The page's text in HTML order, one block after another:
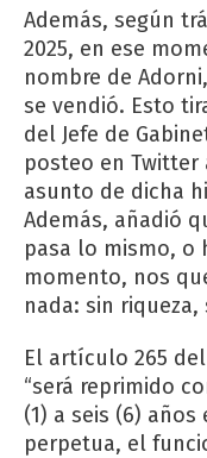
Además, según
2025, en ese
nombre de
se vendió. Esto
del Jefe de
posteo en
asunto de dicha
Además, añadió
pasa lo mismo, o
momento, nos
nada: sin
El artículo 265
“será reprimido
(1) a seis (6)
perpetua, el